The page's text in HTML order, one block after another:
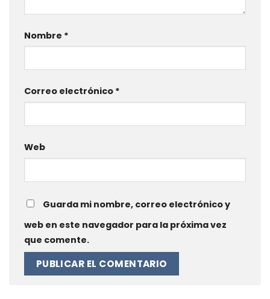
Nombre *
Correo electrónico *
Web
Guarda mi nombre, correo electrónico y
web en este navegador para la próxima vez
que comente.